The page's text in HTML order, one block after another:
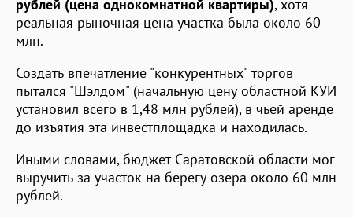
рублей (цена однокомнатной квартиры), хотя
реальная рыночная цена участка была около 60
млн.
Создать впечатление "конкурентных" торгов
пытался "Шэлдом" (начальную цену областной КУИ
установил всего в 1,48 млн рублей), в чьей аренде
до изъятия эта инвестплощадка и находилась.
Иными словами, бюджет Саратовской области мог
выручить за участок на берегу озера около 60 млн
рублей.